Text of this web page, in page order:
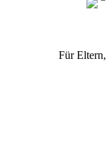
Für